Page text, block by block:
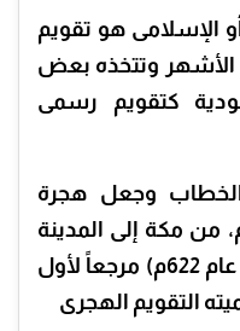
الإسلامى هو تقويم
الأشهر وتتخذه بعض
كتقويم رسمى
وجعل هجرة
من مكة إلى المدينة
فى 12 ربیع الأول (24 سبتمبر عام 622م) مرجعاً لأول
التقويم الهجرى